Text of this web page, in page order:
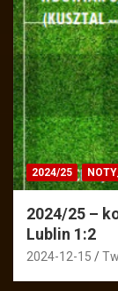
2024/25
2024/25 –
Lublin 1:2
2024-12-15